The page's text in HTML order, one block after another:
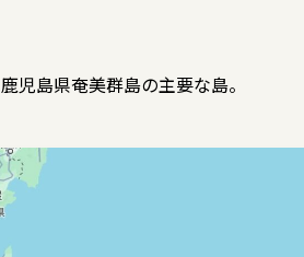
児島県奄美群島の主要な島。